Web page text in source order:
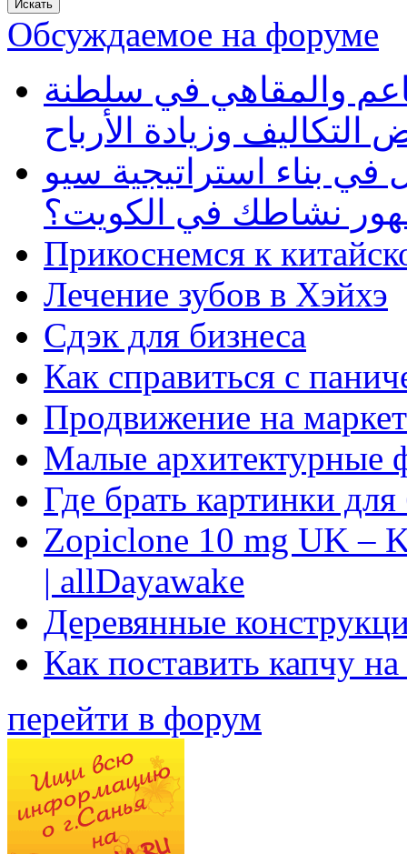
Обсуждаемое на форуме
والمقاهي في سلطنة
وزيادة الأرباح
بناء استراتيجية سيو
نشاطك في الكويت؟
Прикоснемся к
Лечение зубов в Хэйхэ
Сдэк для бизнеса
Как справиться с
Продвижение на
Малые архитектурные
Где брать картинки
Zopiclone 10 mg UK –
| allDayawake
Деревянные
Как поставить капчу
перейти в форум